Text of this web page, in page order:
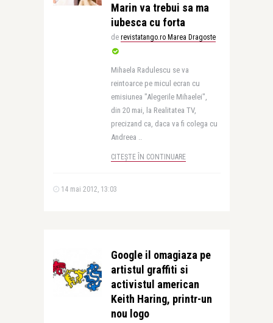
Marin va trebui sa ma
iubesca cu forta
de revistatango.ro Marea Dragoste
Mihaela Radulescu se va
reintoarce pe micul ecran cu
emisiunea "Alegerile Mihaelei",
din 20 mai, la Realitatea TV,
precizand ca, daca va fi colega cu
Andreea ..
CITEȘTE ÎN CONTINUARE
14 mai 2012, 13:03
Google il omagiaza pe
artistul graffiti si
activistul american
Keith Haring, printr-un
nou logo